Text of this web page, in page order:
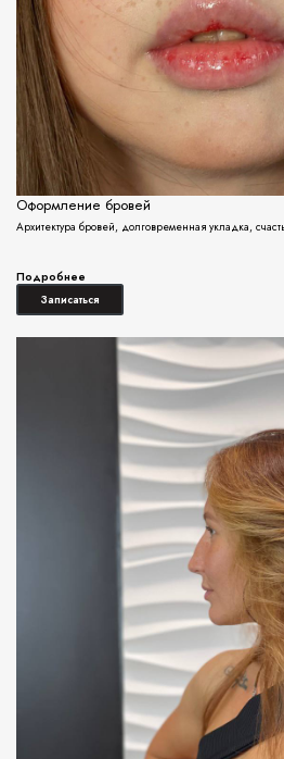
Оформление бровей
Архитектура бровей, долговременная укладка,
Подробнее
Записаться